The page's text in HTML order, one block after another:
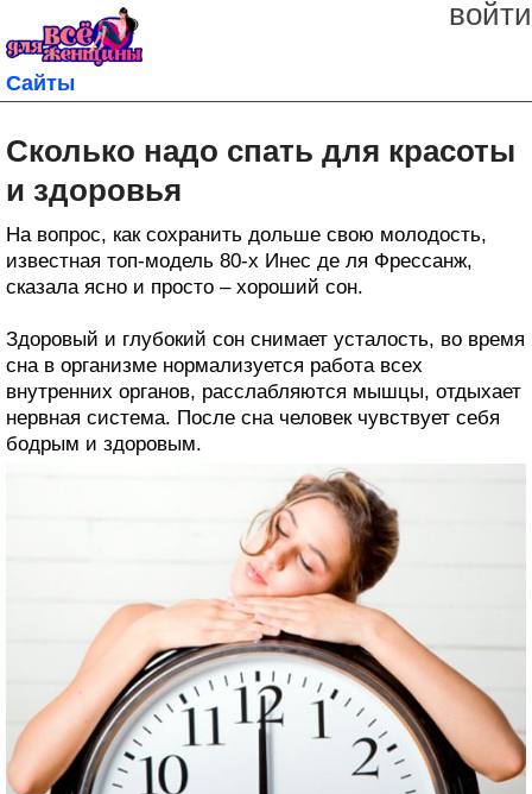
войти
Сайты
Сколько надо спать для красоты
и здоровья
На вопрос, как сохранить дольше свою молодость,
известная топ-модель 80-х Инес де ля Фрессанж,
сказала ясно и просто – хороший сон.
Здоровый и глубокий сон снимает усталость, во время
сна в организме нормализуется работа всех
внутренних органов, расслабляются мышцы, отдыхает
нервная система. После сна человек чувствует себя
бодрым и здоровым.